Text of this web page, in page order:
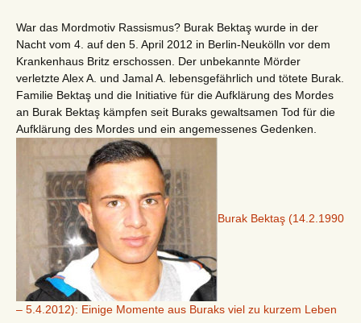
War das Mordmotiv Rassismus? Burak Bektaş wurde in der
Nacht vom 4. auf den 5. April 2012 in Berlin-Neukölln vor dem
Krankenhaus Britz erschossen. Der unbekannte Mörder
verletzte Alex A. und Jamal A. lebensgefährlich und tötete Burak.
Familie Bektaş und die Initiative für die Aufklärung des Mordes
an Burak Bektaş kämpfen seit Buraks gewaltsamen Tod für die
Aufklärung des Mordes und ein angemessenes Gedenken.
Burak Bektaş (14.2.1990
– 5.4.2012): Einige Momente aus Buraks viel zu kurzem Leben